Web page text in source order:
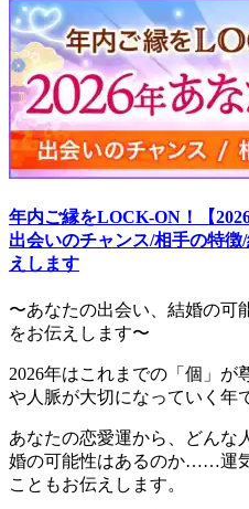
年内ご縁をLOCK-ON！【
出会いのチャンス/相手の特
えします
〜あなたの出会い、結婚の
をお伝えします〜
2026年はこれまでの「個」が
や人脈が大切になっていく年
あなたの恋愛運から、どんな
婚の可能性はあるのか……運
こともお伝えします。